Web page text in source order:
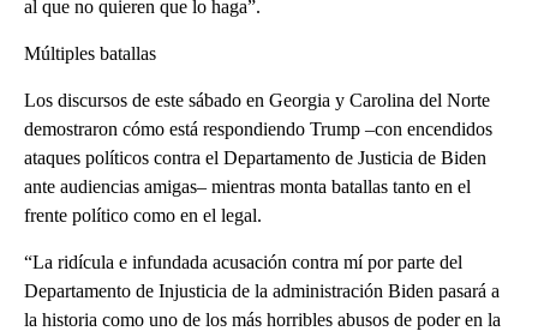
al que no quieren que lo haga”.
Múltiples batallas
Los discursos de este sábado en Georgia y Carolina del Norte
demostraron cómo está respondiendo Trump –con encendidos
ataques políticos contra el Departamento de Justicia de Biden
ante audiencias amigas– mientras monta batallas tanto en el
frente político como en el legal.
“La ridícula e infundada acusación contra mí por parte del
Departamento de Injusticia de la administración Biden pasará a
la historia como uno de los más horribles abusos de poder en la